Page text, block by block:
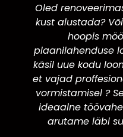
Oled
kust alustada?
hoopis
plaanilahenduse
käsil uue kodu
et vajad
vormistamisel ?
ideaalne
arutame läbi